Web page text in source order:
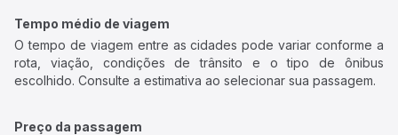
Tempo médio de viagem
O tempo de viagem entre as cidades pode variar conforme a
rota, viação, condições de trânsito e o tipo de ônibus
escolhido. Consulte a estimativa ao selecionar sua passagem.
Preço da passagem